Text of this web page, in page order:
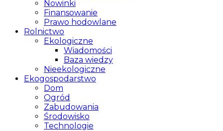
Nowinki
Finansowanie
Prawo hodowlane
Rolnictwo
Ekologiczne
Wiadomości
Baza wiedzy
Nieekologiczne
Ekogospodarstwo
Dom
Ogród
Zabudowania
Środowisko
Technologie